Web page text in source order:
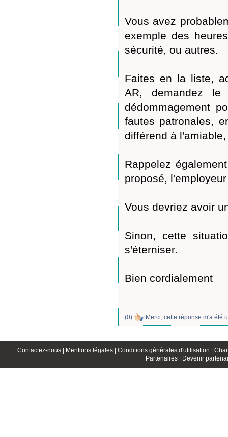
Vous avez
exemple des
sécurité, ou autres.
Faites en la liste,
AR, demandez le
dédommagement
fautes patronales,
différend à
Rappelez
proposé,
Vous devriez avoir
Sinon, cette
s'éterniser.
Bien cordialement
(0) Merci, cette réponse m'a été
Contactez-nous | Mentions légales | Conditions générales d'utilisation |
Partenaires |
Devenir